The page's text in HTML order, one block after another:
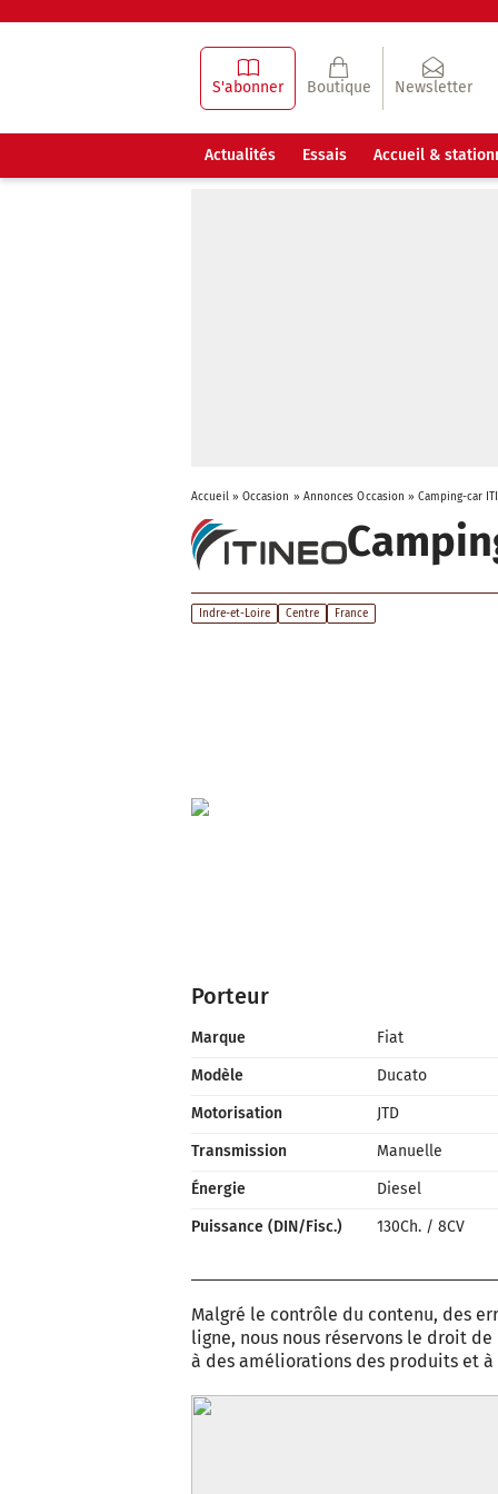
S'abonner Boutique Newsletter
Actualités Essais Accueil &
Accueil» Occasion » Annonces Occasion »Camping-car
Indre-et-Loire Centre France
Porteur
Marque
Fiat
Modèle
Ducato
Motorisation
JTD
Transmission
Manuelle
Énergie
Diesel
Puissance (DIN/Fisc.)
130Ch./ 8CV
Malgré le contrôle du contenu, des
ligne, nous nous réservons le droit
à des améliorations des produits et